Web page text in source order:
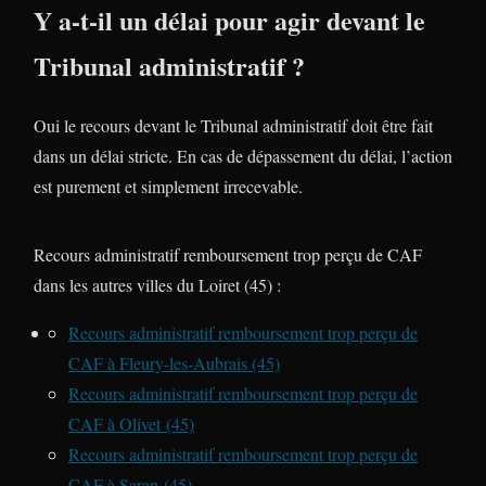
Y a-t-il un délai pour agir devant le
Tribunal administratif ?
Oui le recours devant le Tribunal administratif doit être fait
dans un délai stricte. En cas de dépassement du délai, l’action
est purement et simplement irrecevable.
Recours administratif remboursement trop perçu de CAF
dans les autres villes du Loiret (45) :
Recours administratif remboursement trop perçu de
CAF à Fleury-les-Aubrais (45)
Recours administratif remboursement trop perçu de
CAF à Olivet (45)
Recours administratif remboursement trop perçu de